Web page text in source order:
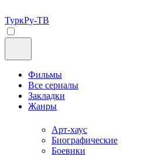
ТуркРу-ТВ
Фильмы
Все сериалы
Закладки
Жанры
Арт-хаус
Биографические
Боевики